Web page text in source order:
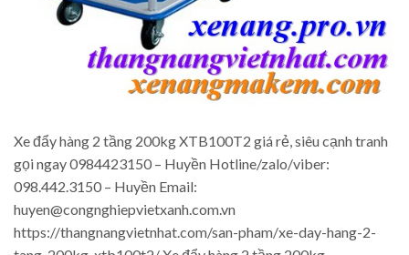
Xe đẩy hàng 2 tầng 200kg XTB100T2 giá rẻ, siêu cạnh tranh
gọi ngay 0984423150 – Huyền Hotline/zalo/viber:
098.442.3150 – Huyền Email:
huyen@congnghiepvietxanh.com.vn
https://thangnangvietnhat.com/san-pham/xe-day-hang-2-